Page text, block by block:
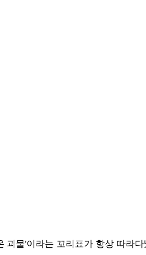
괴물'이라는 꼬리표가 항상 따라다